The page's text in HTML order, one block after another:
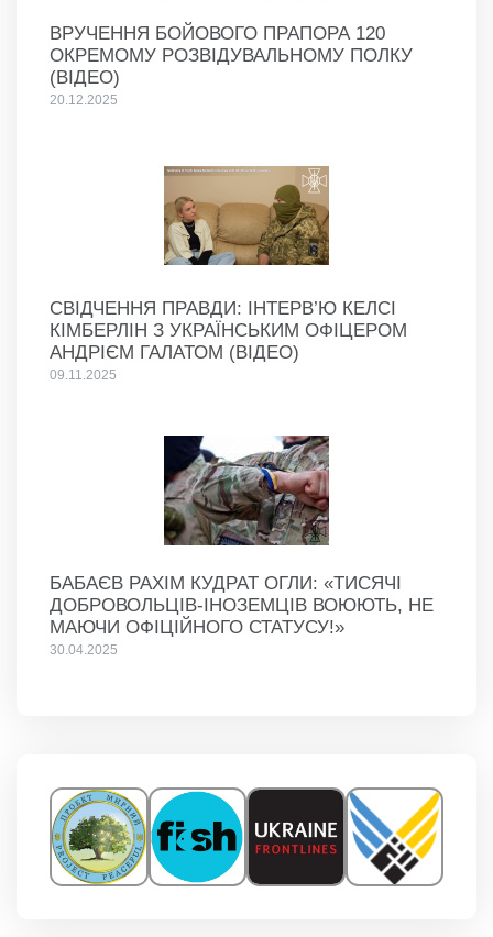
ВРУЧЕННЯ БОЙОВОГО ПРАПОРА 120
ОКРЕМОМУ РОЗВІДУВАЛЬНОМУ ПОЛКУ
(ВІДЕО)
20.12.2025
СВІДЧЕННЯ ПРАВДИ: ІНТЕРВ’Ю КЕЛСІ
КІМБЕРЛІН З УКРАЇНСЬКИМ ОФІЦЕРОМ
АНДРІЄМ ГАЛАТОМ (ВІДЕО)
09.11.2025
БАБАЄВ РАХІМ КУДРАТ ОГЛИ: «ТИСЯЧІ
ДОБРОВОЛЬЦІВ-ІНОЗЕМЦІВ ВОЮЮТЬ, НЕ
МАЮЧИ ОФІЦІЙНОГО СТАТУСУ!»
30.04.2025